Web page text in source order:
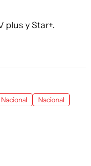
plus y Star+.
Nacional